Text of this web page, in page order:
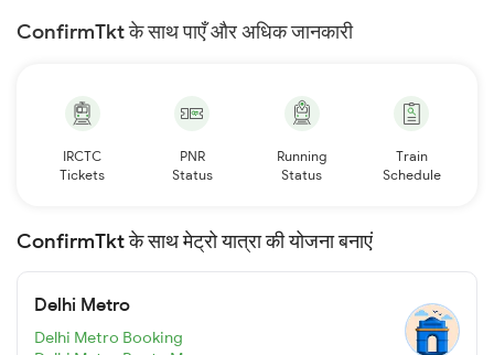
ConfirmTkt के साथ पाएँ और अधिक जानकारी
IRCTC
Tickets
PNR
Status
Running
Status
Train
Schedule
ConfirmTkt के साथ मेट्रो यात्रा की योजना बनाएं
Delhi Metro
Delhi Metro Booking